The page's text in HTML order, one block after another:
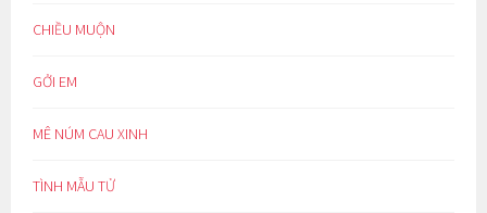
CHIỀU MUỘN
GỞI EM
MÊ NÚM CAU XINH
TÌNH MẪU TỬ